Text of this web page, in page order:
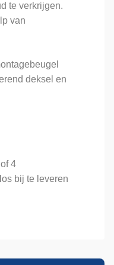
te verkrijgen.
van
deksel en
4
bij te leveren